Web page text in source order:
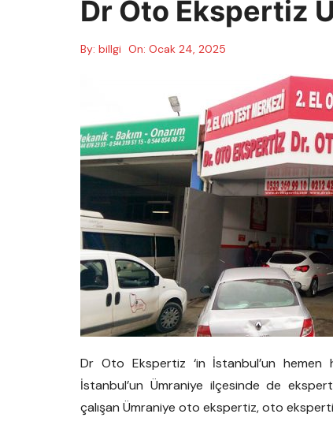
Dr Oto Ekspertiz
By: billgi On: Ocak 24, 2025
Dr Oto Ekspertiz ‘in İstanbul’un hemen
İstanbul’un Ümraniye ilçesinde de
çalışan Ümraniye oto ekspertiz, oto